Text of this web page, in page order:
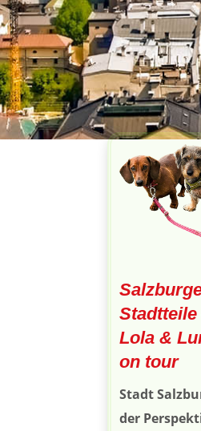
Stadtteile
Lola &
on tour
Stadt
der